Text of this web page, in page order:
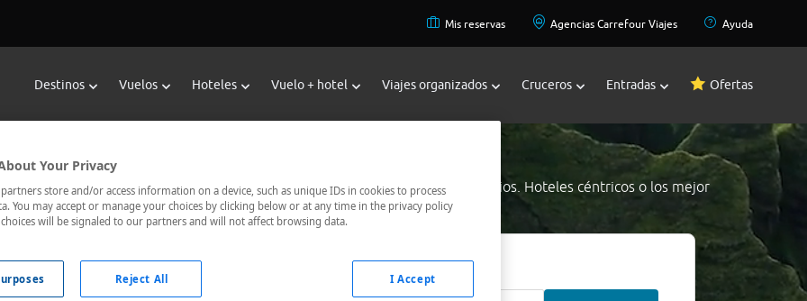
Mis reservas Agencias Carrefour Viajes Ayuda
Destinos Vuelos Hoteles Vuelo + hotel Viajes organizados Cruceros Entradas Ofertas
Reservar Hoteles en Verdun
de Viajes Carrefour te ofrece hoteles baratos en Verduna los mejores precios. Hoteles céntricos o los mejor
el hotel que busques nosotros te lo encontramos al mejor precio.
Fechas *
Your Privacy
store and/or access information on a device, such as unique IDs in cookies to process
You may accept or manage your choices by clicking below or at any time in the privacy policy
choices will be signaled to our partners and will not affect browsing data.
Reject All I Accept